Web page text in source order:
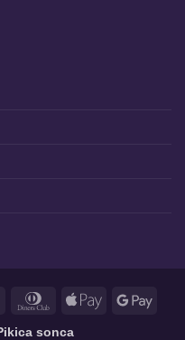
American
Dinners Apple
sonca